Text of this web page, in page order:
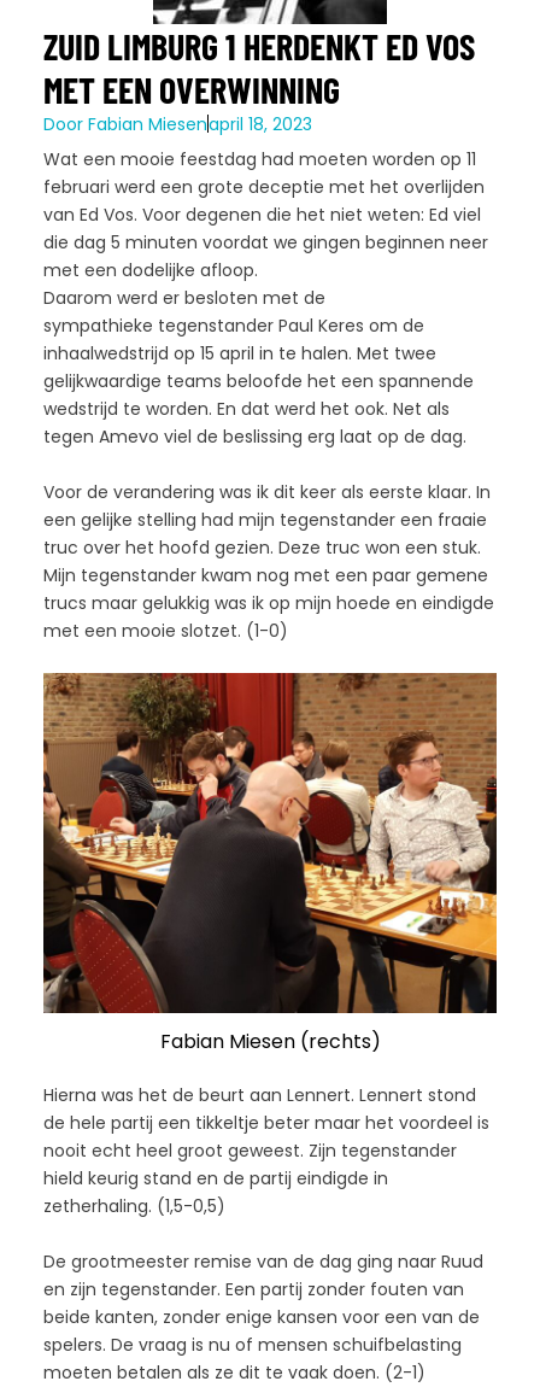
ZUID LIMBURG 1 HERDENKT ED VOS
MET EEN OVERWINNING
DoorFabian Miesenapril 18, 2023
Wat een mooie feestdag had moeten worden op 11
februari werd een grote deceptie met het overlijden
van Ed Vos. Voor degenen die het niet weten: Ed viel
die dag 5 minuten voordat we gingen beginnen neer
met een dodelijke afloop.
Daarom werd er besloten met de
sympathieke tegenstander Paul Keres om de
inhaalwedstrijd op 15 april in te halen. Met twee
gelijkwaardige teams beloofde het een spannende
wedstrijd te worden. En dat werd het ook. Net als
tegen Amevo viel de beslissing erg laat op de dag.
Voor de verandering was ik dit keer als eerste klaar. In
een gelijke stelling had mijn tegenstander een fraaie
truc over het hoofd gezien. Deze truc won een stuk.
Mijn tegenstander kwam nog met een paar gemene
trucs maar gelukkig was ik op mijn hoede en eindigde
met een mooie slotzet. (1-0)
Fabian Miesen (rechts)
Hierna was het de beurt aan Lennert. Lennert stond
de hele partij een tikkeltje beter maar het voordeel is
nooit echt heel groot geweest. Zijn tegenstander
hield keurig stand en de partij eindigde in
zetherhaling. (1,5-0,5)
De grootmeester remise van de dag ging naar Ruud
en zijn tegenstander. Een partij zonder fouten van
beide kanten, zonder enige kansen voor een van de
spelers. De vraag is nu of mensen schuifbelasting
moeten betalen als ze dit te vaak doen. (2-1)